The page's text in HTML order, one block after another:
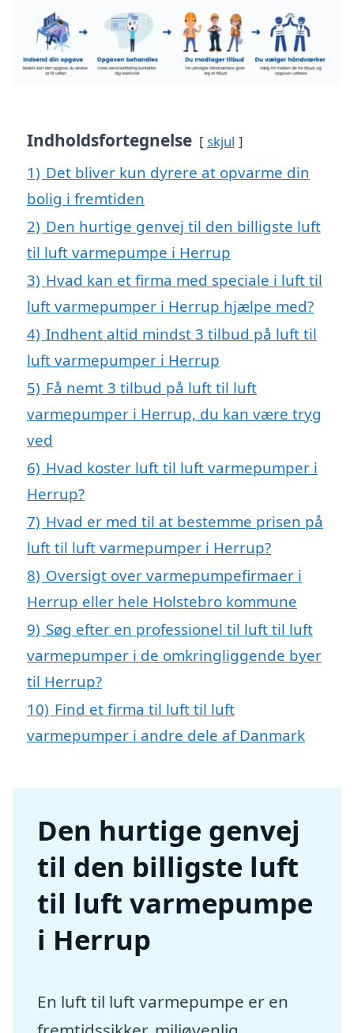
Indholdsfortegnelse skjul
1) Det bliver kun dyrere at opvarme din
bolig i fremtiden
2) Den hurtige genvej til den billigste luft
til luft varmepumpe i Herrup
3) Hvad kan et firma med speciale i luft til
luft varmepumper i Herrup hjælpe med?
4) Indhent altid mindst 3 tilbud på luft til
luft varmepumper i Herrup
5) Få nemt 3 tilbud på luft til luft
varmepumper i Herrup, du kan være tryg
ved
6) Hvad koster luft til luft varmepumper i
Herrup?
7) Hvad er med til at bestemme prisen på
luft til luft varmepumper i Herrup?
8) Oversigt over varmepumpefirmaer i
Herrup eller hele Holstebro kommune
9) Søg efter en professionel til luft til luft
varmepumper i de omkringliggende byer
til Herrup?
10) Find et firma til luft til luft
varmepumper i andre dele af Danmark
Den hurtige genvej
til den billigste luft
til luft varmepumpe
i Herrup
En luft til luft varmepumpe er en